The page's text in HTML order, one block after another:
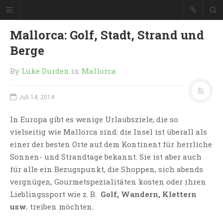
Mallorca: Golf, Stadt, Strand und
Berge
By Luke Durden in Mallorca
Juli 14, 2014
In Europa gibt es wenige Urlaubsziele, die so
vielseitig wie Mallorca sind: die Insel ist überall als
einer der besten Orte auf dem Kontinent für herrliche
Sonnen- und Strandtage bekannt. Sie ist aber auch
für alle ein Bezugspunkt, die Shoppen, sich abends
vergnügen, Gourmetspezialitäten kosten oder ihren
Lieblingssport wie z. B. Golf, Wandern, Klettern
usw. treiben möchten.